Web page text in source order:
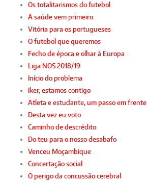
Os totalitarismos do futebol
A saúde vem primeiro
Vitória para os portugueses
O futebol que queremos
Fecho de época e olhar à Europa
Liga NOS 2018/19
Início do problema
Iker, estamos contigo
Atleta e estudante, um passo em frente
Desta vez eu voto
Caminho de descrédito
Do teu para o nosso desabafo
Venceu Moçambique
Concertação social
O perigo da concussão cerebral